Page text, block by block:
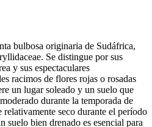
bulbosa originaria de Sudáfrica,
Se distingue por sus
y sus espectaculares
racimos de flores rojas o rosadas
un lugar soleado y un suelo que
durante la temporada de
relativamente seco durante el período
suelo bien drenado es esencial para